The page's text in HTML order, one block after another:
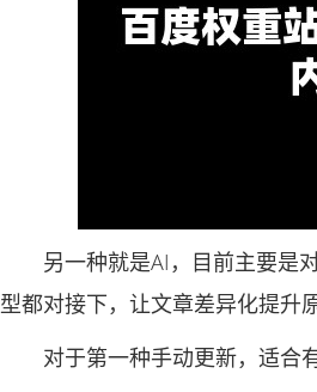
另一种就是AI，目前主要是对
型都对接下，让文章差异化提升
对于第一种手动更新，适合有